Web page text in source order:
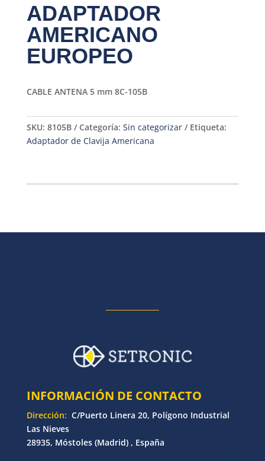
ADAPTADOR
AMERICANO
EUROPEO
CABLE ANTENA 5 mm 8C-105B
SKU: 8105B Categoría: Sin categorizar
Etiqueta:
Adaptador de Clavija Americana
INFORMACIÓN DE CONTACTO
Dirección: C/Puerto Linera 20, Polígono Industrial
Las Nieves
28935, Móstoles (Madrid) , España